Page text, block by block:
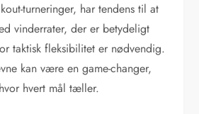
turneringer, har tendens til at
vinderrater, der er betydeligt
taktisk fleksibilitet er nødvendig.
kan være en game-changer,
hvert mål tæller.